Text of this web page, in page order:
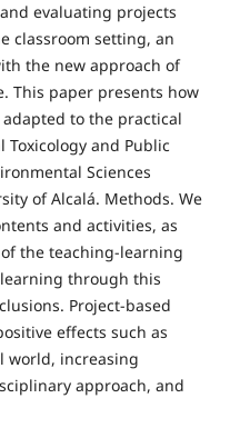
evaluating projects
classroom setting, an
the new approach of
This paper presents how
to the practical
and Public
Sciences
of Alcalá. Methods. We
and activities, as
the teaching-learning
through this
Project-based
effects such as
world, increasing
approach, and